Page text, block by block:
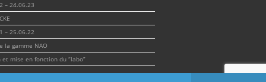
– 24.06.23
– 25.06.22
la gamme NAO
et mise en fonction du “labo”